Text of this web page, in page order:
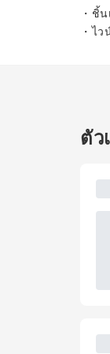
・ชิ้
・ไ
ตัว